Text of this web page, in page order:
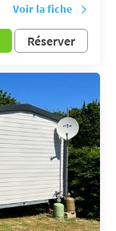
Voir la fiche
Réserver